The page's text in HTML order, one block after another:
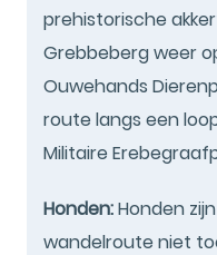
prehistorische
Grebbeberg weer
Ouwehands
route langs een
Militaire
Honden:Honden
wandelroute niet